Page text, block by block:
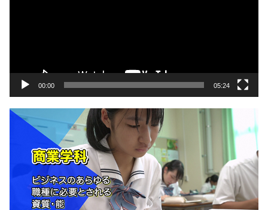
00:00 05:24